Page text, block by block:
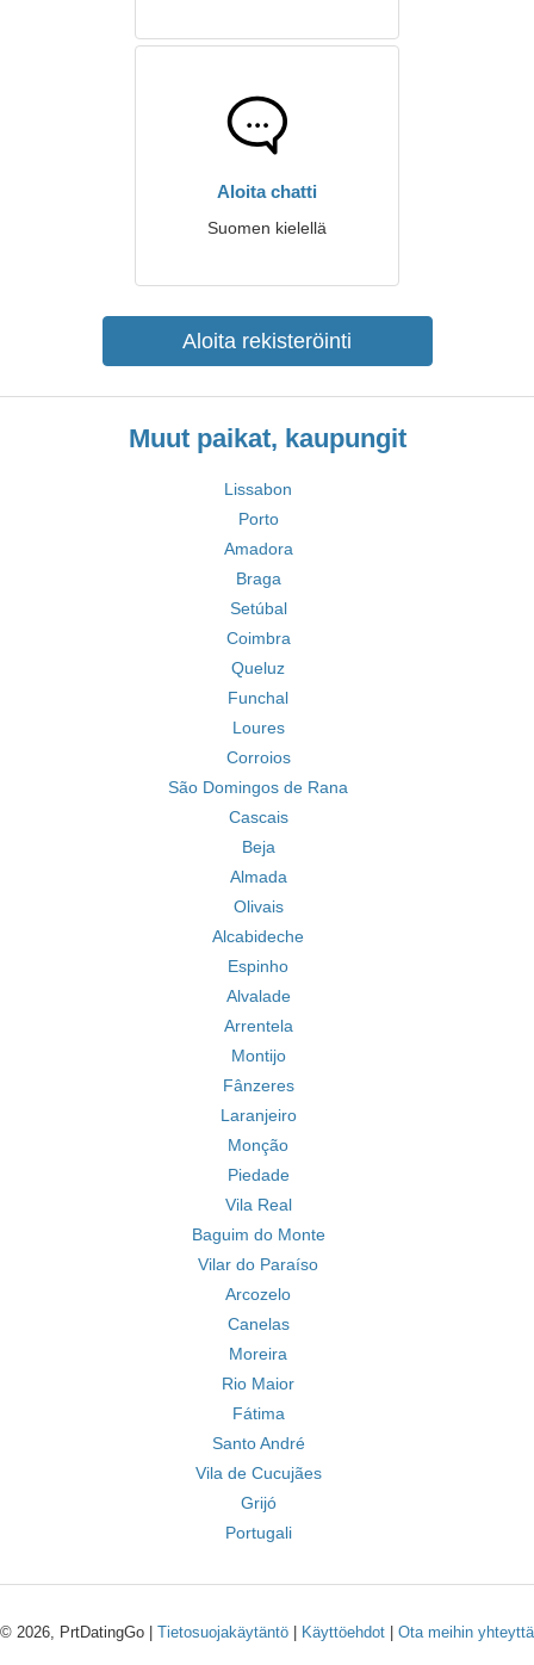
Aloita chatti
Suomen kielellä
Aloita rekisteröinti
Muut paikat, kaupungit
Lissabon
Porto
Amadora
Braga
Setúbal
Coimbra
Queluz
Funchal
Loures
Corroios
São Domingos de Rana
Cascais
Beja
Almada
Olivais
Alcabideche
Espinho
Alvalade
Arrentela
Montijo
Fânzeres
Laranjeiro
Monção
Piedade
Vila Real
Baguim do Monte
Vilar do Paraíso
Arcozelo
Canelas
Moreira
Rio Maior
Fátima
Santo André
Vila de Cucujães
Grijó
Portugali
© 2026, PrtDatingGo | Tietosuojakäytäntö Käyttöehdot Ota meihin yhteyttä